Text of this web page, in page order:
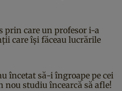
prin care un profesor i-a
care își făceau lucrările
încetat să-i îngroape pe cei
nou studiu încearcă să afle!